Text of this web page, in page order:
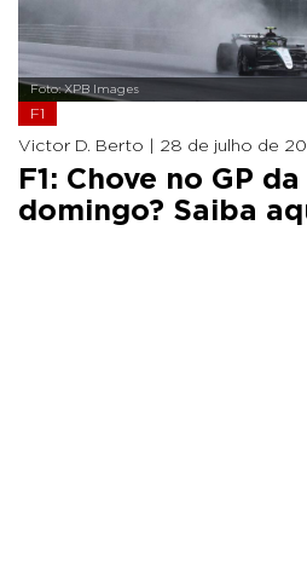
Foto: XPB Images
F1
Victor D. Berto | 28 de julho de
F1: Chove no GP
domingo? Saiba